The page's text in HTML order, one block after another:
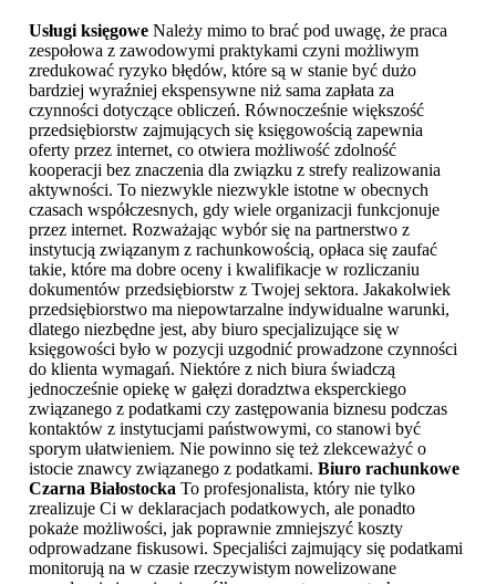
Usługi księgowe Należy mimo to brać pod uwagę, że praca
zespołowa z zawodowymi praktykami czyni możliwym
zredukować ryzyko błędów, które są w stanie być dużo
bardziej wyraźniej ekspensywne niż sama zapłata za
czynności dotyczące obliczeń. Równocześnie większość
przedsiębiorstw zajmujących się księgowością zapewnia
oferty przez internet, co otwiera możliwość zdolność
kooperacji bez znaczenia dla związku z strefy realizowania
aktywności. To niezwykle niezwykle istotne w obecnych
czasach współczesnych, gdy wiele organizacji funkcjonuje
przez internet. Rozważając wybór się na partnerstwo z
instytucją związanym z rachunkowością, opłaca się zaufać
takie, które ma dobre oceny i kwalifikacje w rozliczaniu
dokumentów przedsiębiorstw z Twojej sektora. Jakakolwiek
przedsiębiorstwo ma niepowtarzalne indywidualne warunki,
dlatego niezbędne jest, aby biuro specjalizujące się w
księgowości było w pozycji uzgodnić prowadzone czynności
do klienta wymagań. Niektóre z nich biura świadczą
jednocześnie opiekę w gałęzi doradztwa eksperckiego
związanego z podatkami czy zastępowania biznesu podczas
kontaktów z instytucjami państwowymi, co stanowi być
sporym ułatwieniem. Nie powinno się też zlekceważyć o
istocie znawcy związanego z podatkami. Biuro rachunkowe
Czarna Białostocka To profesjonalista, który nie tylko
zrealizuje Ci w deklaracjach podatkowych, ale ponadto
pokaże możliwości, jak poprawnie zmniejszyć koszty
odprowadzane fiskusowi. Specjaliści zajmujący się podatkami
monitorują na w czasie rzeczywistym nowelizowane